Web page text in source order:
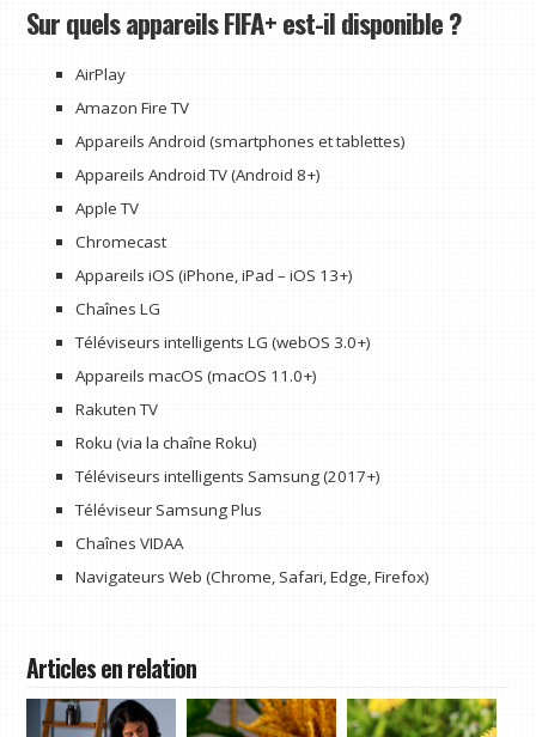
Sur quels appareils FIFA+ est-il disponible ?
AirPlay
Amazon Fire TV
Appareils Android (smartphones et tablettes)
Appareils Android TV (Android 8+)
Apple TV
Chromecast
Appareils iOS (iPhone, iPad – iOS 13+)
Chaînes LG
Téléviseurs intelligents LG (webOS 3.0+)
Appareils macOS (macOS 11.0+)
Rakuten TV
Roku (via la chaîne Roku)
Téléviseurs intelligents Samsung (2017+)
Téléviseur Samsung Plus
Chaînes VIDAA
Navigateurs Web (Chrome, Safari, Edge, Firefox)
Articles en relation